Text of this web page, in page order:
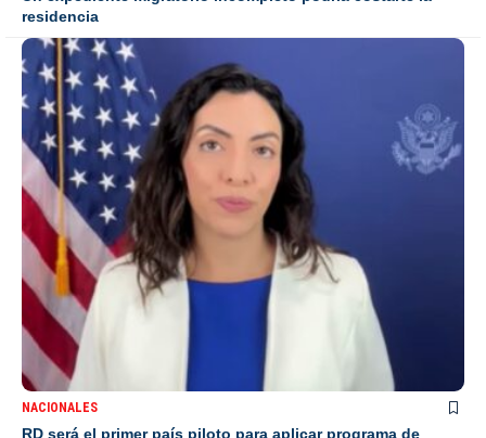
residencia
NACIONALES
RD será el primer país piloto para aplicar programa de